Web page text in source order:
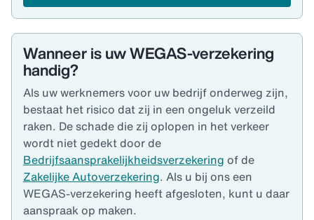
Wanneer is uw WEGAS-verzekering
handig?
Als uw werknemers voor uw bedrijf onderweg zijn,
bestaat het risico dat zij in een ongeluk verzeild
raken. De schade die zij oplopen in het verkeer
wordt niet gedekt door de
Bedrijfsaansprakelijkheidsverzekering of de
Zakelijke Autoverzekering. Als u bij ons een
WEGAS-verzekering heeft afgesloten, kunt u daar
aanspraak op maken.